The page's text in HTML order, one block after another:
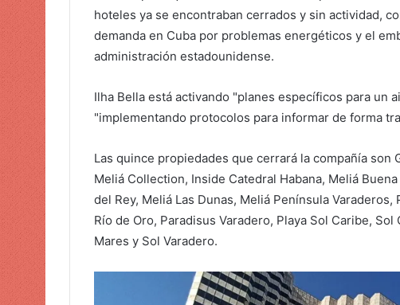
hoteles ya se encontraban cerrados y sin actividad,
demanda en Cuba por problemas energéticos y el
administración estadounidense.
Ilha Bella está activando "planes específicos para un
"implementando protocolos para informar de forma
Las quince propiedades que cerrará la compañía son
Meliá Collection, Inside Catedral Habana, Meliá
del Rey, Meliá Las Dunas, Meliá Península
Río de Oro, Paradisus Varadero, Playa Sol Caribe,
Mares y Sol Varadero.